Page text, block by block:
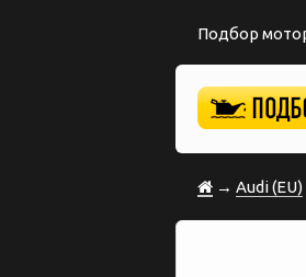
Подбор
→ Audi (EU)